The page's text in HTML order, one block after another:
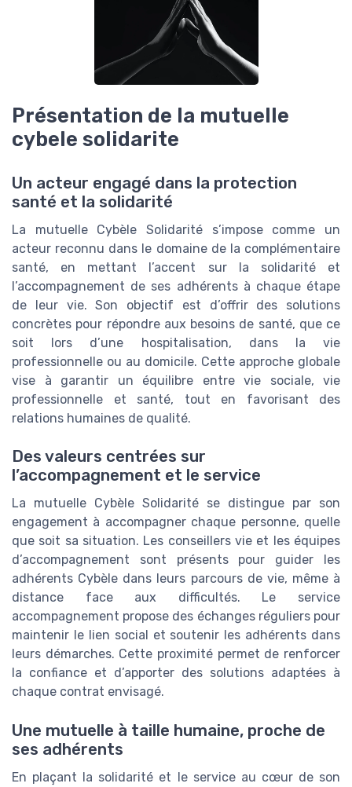
Présentation de la mutuelle
cybele solidarite
Un acteur engagé dans la protection
santé et la solidarité
La mutuelle Cybèle Solidarité s’impose comme un
acteur reconnu dans le domaine de la complémentaire
santé, en mettant l’accent sur la solidarité et
l’accompagnement de ses adhérents à chaque étape
de leur vie. Son objectif est d’offrir des solutions
concrètes pour répondre aux besoins de santé, que ce
soit lors d’une hospitalisation, dans la vie
professionnelle ou au domicile. Cette approche globale
vise à garantir un équilibre entre vie sociale, vie
professionnelle et santé, tout en favorisant des
relations humaines de qualité.
Des valeurs centrées sur
l’accompagnement et le service
La mutuelle Cybèle Solidarité se distingue par son
engagement à accompagner chaque personne, quelle
que soit sa situation. Les conseillers vie et les équipes
d’accompagnement sont présents pour guider les
adhérents Cybèle dans leurs parcours de vie, même à
distance face aux difficultés. Le service
accompagnement propose des échanges réguliers pour
maintenir le lien social et soutenir les adhérents dans
leurs démarches. Cette proximité permet de renforcer
la confiance et d’apporter des solutions adaptées à
chaque contrat envisagé.
Une mutuelle à taille humaine, proche de
ses adhérents
En plaçant la solidarité et le service au cœur de son